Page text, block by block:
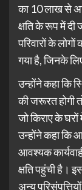
का 10 लाख से
क्षति के रूप में
परिवारों के लोगों
गया है, जिनके
उन्होंने कहा कि
की जरूरत होगी
जो किराए के घरों
उन्होंने कहा कि
आवश्यक
क्षति पहुंची है।
अन्य